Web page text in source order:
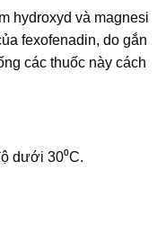
hydroxyd và magnesi
fexofenadin, do gắn
các thuốc này cách
dưới 30⁰C.